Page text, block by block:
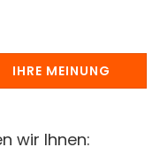
IHRE MEINUNG
wir Ihnen: